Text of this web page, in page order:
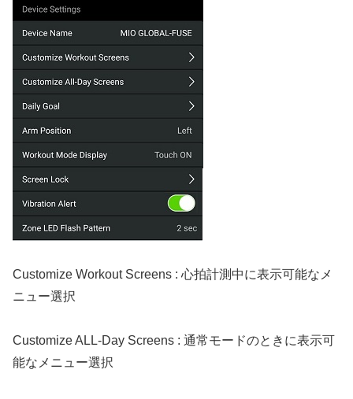
Customize Workout Screens : 心拍計測中に表示可能なメ
ニュー選択
Customize ALL-Day Screens : 通常モードのときに表示可
能なメニュー選択